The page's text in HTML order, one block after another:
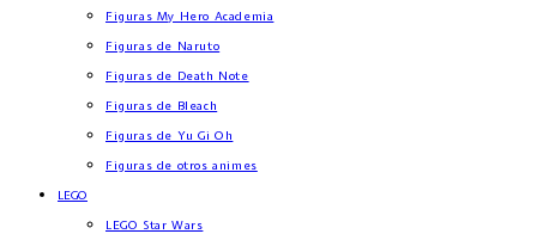
Figuras My Hero Academia
Figuras de Naruto
Figuras de Death Note
Figuras de Bleach
Figuras de Yu Gi Oh
Figuras de otros animes
LEGO
LEGO Star Wars